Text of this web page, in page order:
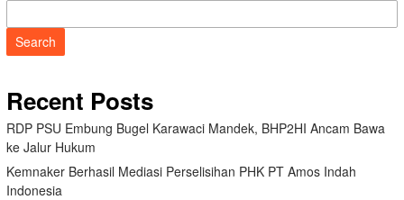
Search
Recent Posts
RDP PSU Embung Bugel Karawaci Mandek, BHP2HI Ancam Bawa
ke Jalur Hukum
Kemnaker Berhasil Mediasi Perselisihan PHK PT Amos Indah
Indonesia